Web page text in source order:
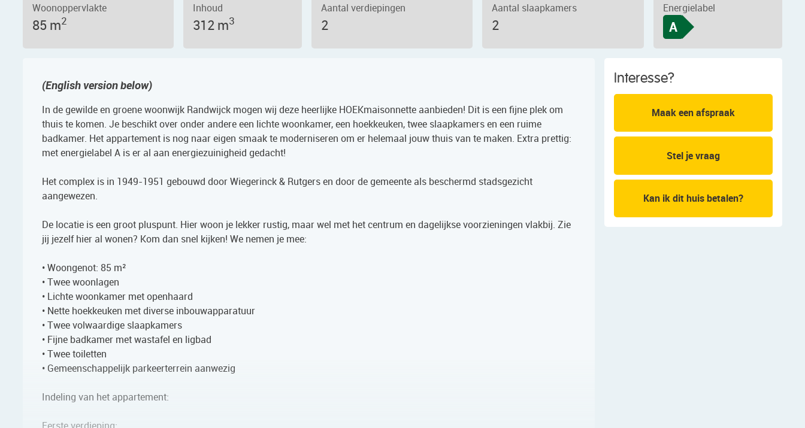
Woonoppervlakte
85 m2
Inhoud
312 m3
Aantal verdiepingen
2
Aantal slaapkamers
2
Energielabel
A
(English version below)
In de gewilde en groene woonwijk Randwijck mogen wij deze heerlijke HOEKmaisonnette aanbieden! Dit is een fijne plek om
thuis te komen. Je beschikt over onder andere een lichte woonkamer, een hoekkeuken, twee slaapkamers en een ruime
badkamer. Het appartement is nog naar eigen smaak te moderniseren om er helemaal jouw thuis van te maken. Extra prettig:
met energielabel A is er al aan energiezuinigheid gedacht!
Het complex is in 1949-1951 gebouwd door Wiegerinck & Rutgers en door de gemeente als beschermd stadsgezicht
aangewezen.
De locatie is een groot pluspunt. Hier woon je lekker rustig, maar wel met het centrum en dagelijkse voorzieningen vlakbij. Zie
jij jezelf hier al wonen? Kom dan snel kijken! We nemen je mee:
• Woongenot: 85 m²
• Twee woonlagen
• Lichte woonkamer met openhaard
• Nette hoekkeuken met diverse inbouwapparatuur
• Twee volwaardige slaapkamers
• Fijne badkamer met wastafel en ligbad
• Twee toiletten
• Gemeenschappelijk parkeerterrein aanwezig
Indeling van het appartement:
Eerste verdieping:
Interesse?
Maak een afspraak
Stel je vraag
Kan ik dit huis betalen?